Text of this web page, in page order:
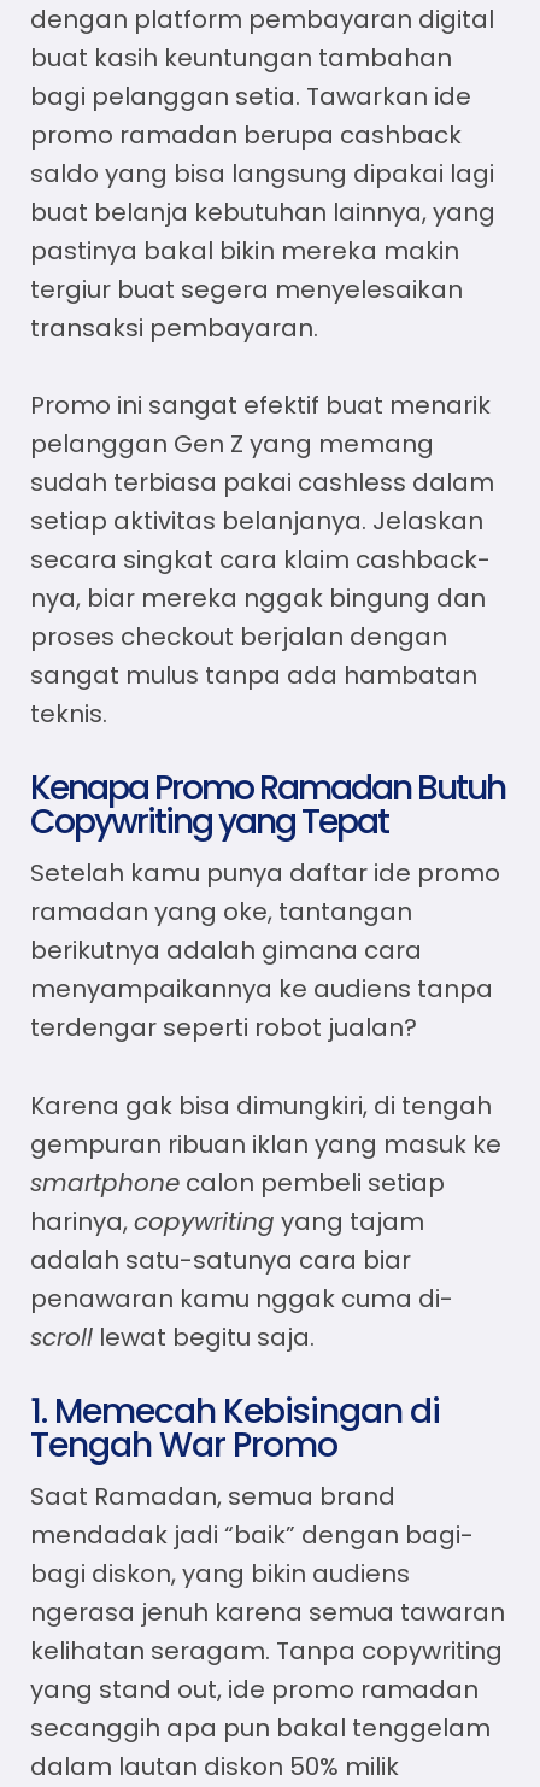
dengan platform pembayaran digital
buat kasih keuntungan tambahan
bagi pelanggan setia. Tawarkan ide
promo ramadan berupa cashback
saldo yang bisa langsung dipakai lagi
buat belanja kebutuhan lainnya, yang
pastinya bakal bikin mereka makin
tergiur buat segera menyelesaikan
transaksi pembayaran.
Promo ini sangat efektif buat menarik
pelanggan Gen Z yang memang
sudah terbiasa pakai cashless dalam
setiap aktivitas belanjanya. Jelaskan
secara singkat cara klaim cashback-
nya, biar mereka nggak bingung dan
proses checkout berjalan dengan
sangat mulus tanpa ada hambatan
teknis.
Kenapa Promo Ramadan Butuh
Copywriting yang Tepat
Setelah kamu punya daftar ide promo
ramadan yang oke, tantangan
berikutnya adalah gimana cara
menyampaikannya ke audiens tanpa
terdengar seperti robot jualan?
Karena gak bisa dimungkiri, di tengah
gempuran ribuan iklan yang masuk ke
smartphone calon pembeli setiap
harinya,copywriting yang tajam
adalah satu-satunya cara biar
penawaran kamu nggak cuma di-
scroll lewat begitu saja.
1. Memecah Kebisingan di
Tengah War Promo
Saat Ramadan, semua brand
mendadak jadi “baik” dengan bagi-
bagi diskon, yang bikin audiens
ngerasa jenuh karena semua tawaran
kelihatan seragam. Tanpa copywriting
yang stand out, ide promo ramadan
secanggih apa pun bakal tenggelam
dalam lautan diskon 50% milik